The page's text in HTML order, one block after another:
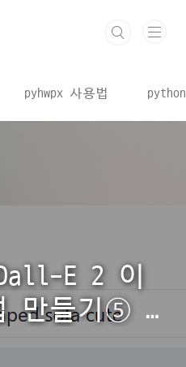
pyhwpx 사용법
E 2 이
만들기⑤ #